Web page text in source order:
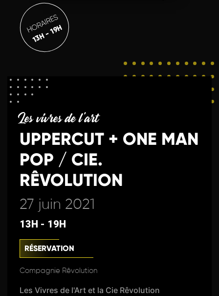
HORAIRES
13H - 19H
Les vivres de l'art
UPPERCUT + ONE MAN
POP / CIE.
RÊVOLUTION
27 juin 2021
13H - 19H
RÉSERVATION
Compagnie Rêvolution
Les Vivres de l'Art et la Cie Rêvolution